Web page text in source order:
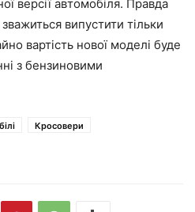
версії автомобіля. Правда
випустити тільки
вартість нової моделі буде
з бензиновими
Кросовери